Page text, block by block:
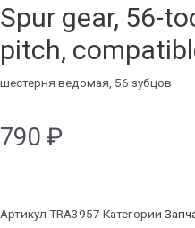
Spur gear, 56-
pitch,
шестерня ведомая, 56 зубцов
790 ₽
Артикул TRA3957 Категории